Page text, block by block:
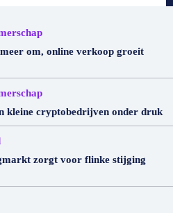
om, online verkoop groeit
kleine cryptobedrijven onder druk
zorgt voor flinke stijging